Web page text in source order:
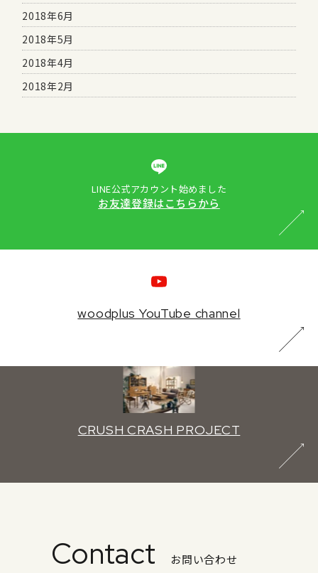
2018年6月
2018年5月
2018年4月
2018年2月
LINE公式アカウント始めました
お友達登録はこちらから
woodplus YouTube channel
CRUSH CRASH PROJECT
Contact お問い合わせ